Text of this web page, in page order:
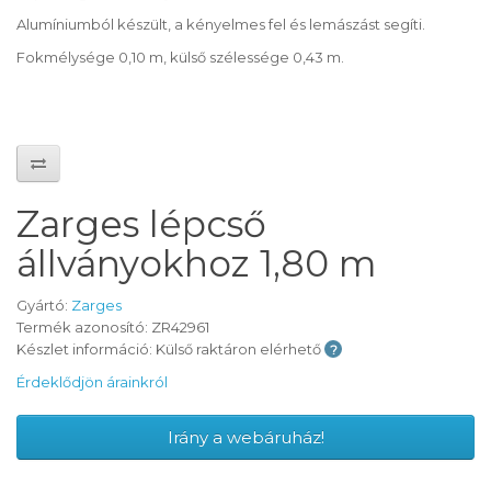
Alumíniumból készült, a kényelmes fel és lemászást segíti.
Fokmélysége 0,10 m, külső szélessége 0,43 m.
Zarges lépcső
állványokhoz 1,80 m
Gyártó: Zarges
Termék azonosító: ZR42961
Készlet információ: Külső raktáron elérhető
Érdeklődjön árainkról
Irány a webáruház!